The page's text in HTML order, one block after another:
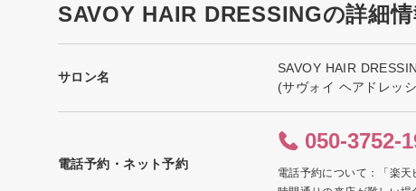
SAVOY HAIR DRESSINGの詳細情
サロン名
SAVOY HAIR
(サヴォイ ヘアドレッ
電話予約・ネット予約
050-3752-
電話予約について：「楽